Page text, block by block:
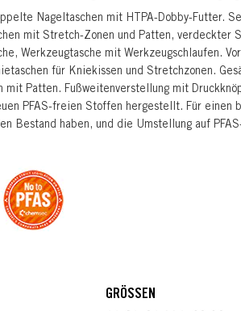
Nageltaschen mit HTPA-Dobby-Futter.
mit Stretch-Zonen und Patten, verdeckter
Werkzeugtasche mit Werkzeugschlaufen.
für Kniekissen und Stretchzonen.
mit Patten. Fußweitenverstellung mit
PFAS-freien Stoffen hergestellt. Für einen
Bestand haben, und die Umstellung auf
GRÖSSEN